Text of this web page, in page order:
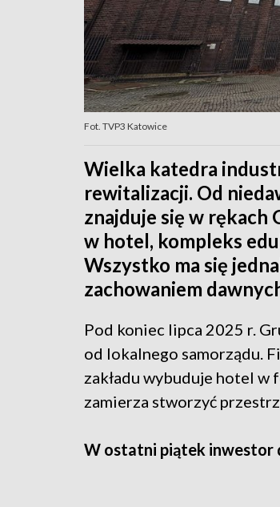
Fot. TVP3 Katowice
Wielka katedra
rewitalizacji. Od
znajduje się w rękach
w hotel, kompleks
Wszystko ma się
zachowaniem
Pod koniec lipca 2025 r.
od lokalnego samorządu.
zakładu wybuduje hotel
zamierza stworzyć
W ostatni piątek inwestor